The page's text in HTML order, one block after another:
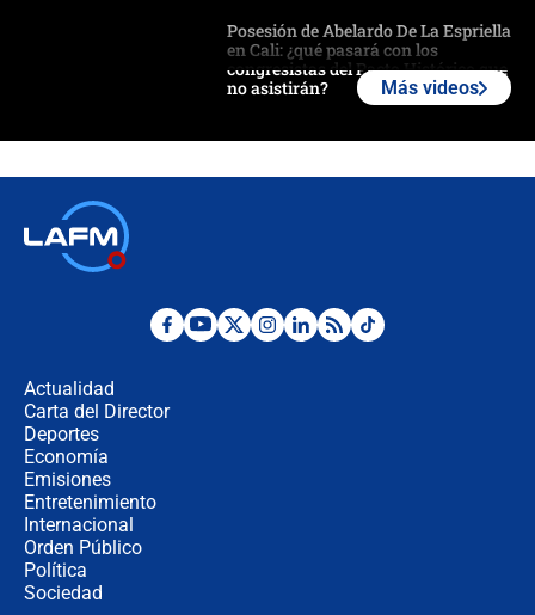
Posesión de Abelardo De La Espriella
en Cali: ¿qué pasará con los
congresistas del Pacto Histórico que
no asistirán?
¿Por qué De la Espriella gobernará
Más videos
Actualidad
Carta del Director
Deportes
Economía
Emisiones
Entretenimiento
Internacional
Orden Público
Política
Sociedad